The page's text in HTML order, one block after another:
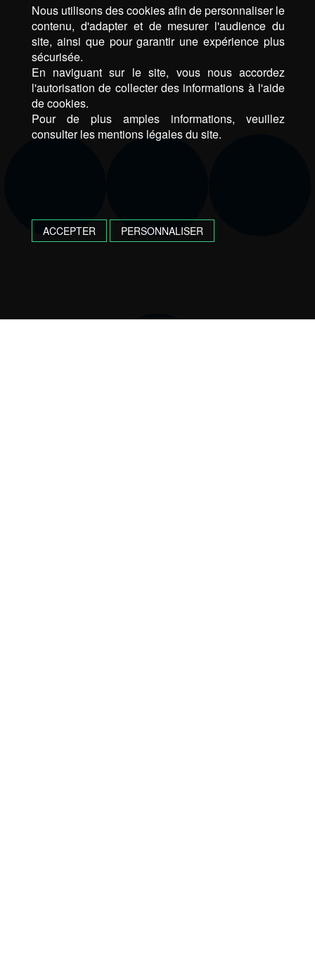
Nous utilisons des cookies afin de personnaliser le
contenu, d'adapter et de mesurer l'audience du
site, ainsi que pour garantir une expérience plus
sécurisée.
En naviguant sur le site, vous nous accordez
l'autorisation de collecter des informations à l'aide
de cookies.
Pour de plus amples informations, veuillez
consulter les mentions légales du site.
ACCEPTER PERSONNALISER